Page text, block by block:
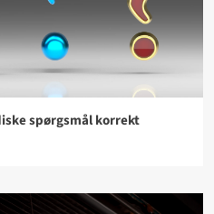
spørgsmål korrekt